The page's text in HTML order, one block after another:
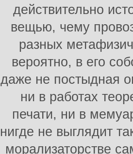
действительно
вещью, чему
разных
вероятно, в его
даже не постыдная
ни в работах
печати, ни в
нигде не выглядит
морализаторстве